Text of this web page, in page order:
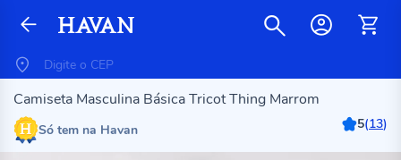
Camiseta Masculina Básica Tricot Thing Marrom
Só tem na Havan 5(13)